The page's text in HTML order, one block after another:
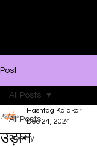
Post
All Posts
Poetry
All Posts
उड़ान
Hashtag Kalakar
Dec 24, 2024